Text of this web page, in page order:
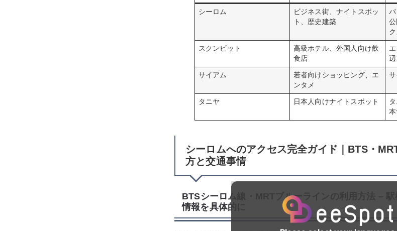
シーロム
ビジネス街、ナイトスポッ
ト、歴史建築
ク
スクンビット
高級ホテル、外国人向け飲
食店
辺
サイアム
若者向けショッピング、エ
ンタメ
タニヤ 日本人向けナイトスポット
シーロムへのアクセス完全ガイド｜BTS・
方と交通事情
BTSシーロム線・MRTブルーラインの利用方法 –
情報を具体的に